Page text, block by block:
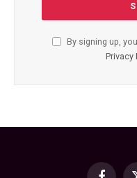
By signing up,
Privacy